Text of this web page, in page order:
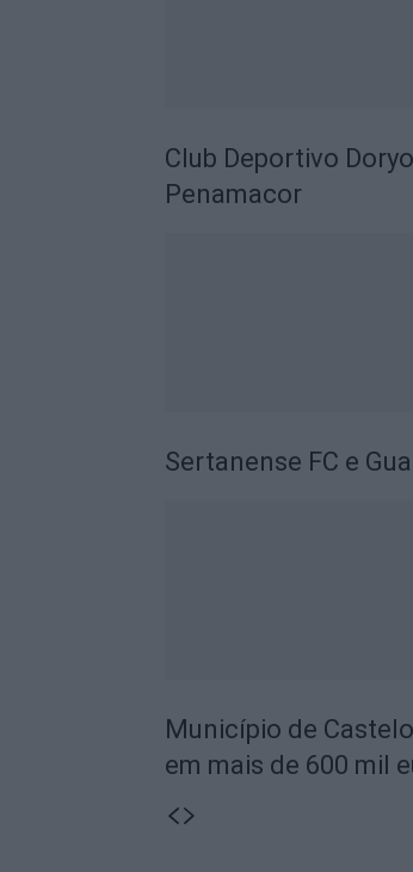
Club Deportivo
Penamacor
Sertanense FC e
Município de
em mais de 600 mil